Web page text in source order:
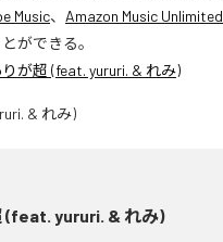
Music、 Amazon Music Unlimited
ができる。
りが超 (feat. yururi. & れみ)
(feat. yururi. & れみ)